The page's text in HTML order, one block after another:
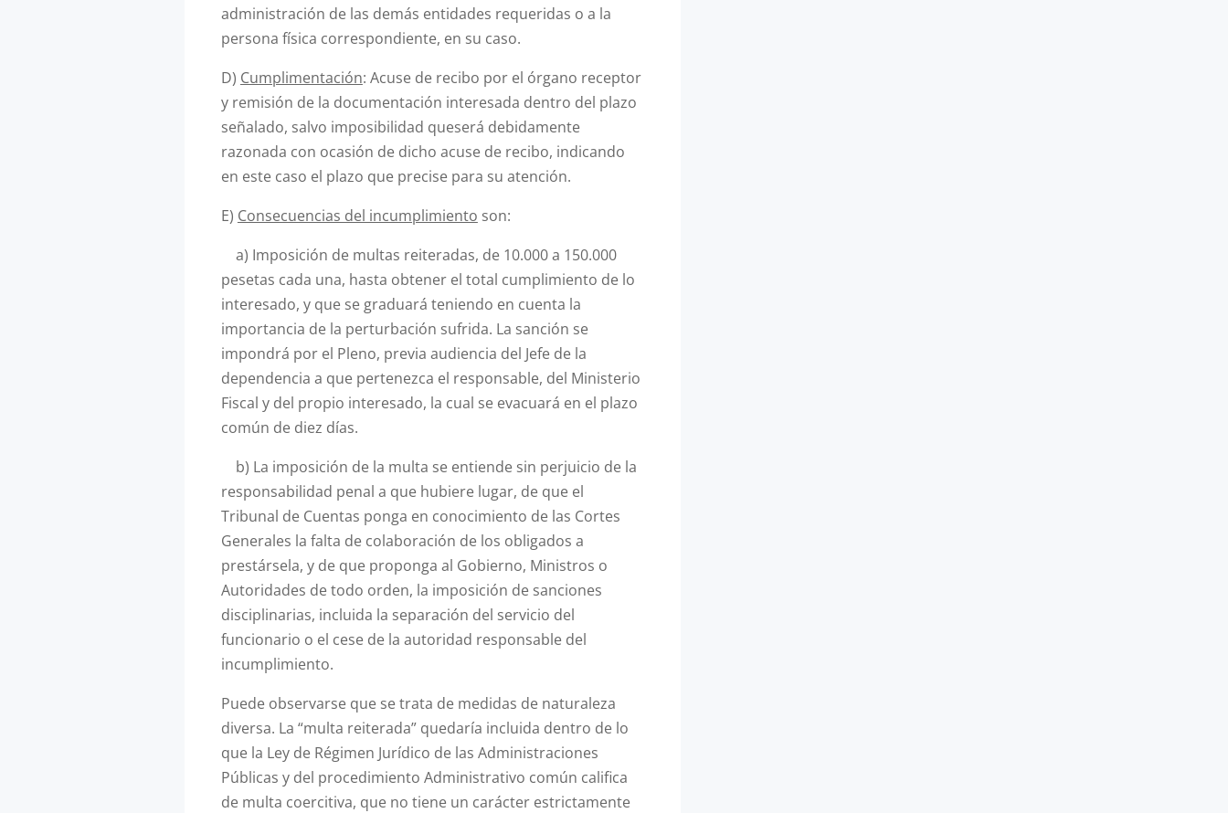
administración de las demás entidades requeridas o a la
persona física correspondiente, en su caso.
D) Cumplimentación: Acuse de recibo por el órgano receptor
y remisión de la documentación interesada dentro del plazo
señalado, salvo imposibilidad queserá debidamente
razonada con ocasión de dicho acuse de recibo, indicando
en este caso el plazo que precise para su atención.
E) Consecuencias del incumplimiento son:
a) Imposición de multas reiteradas, de 10.000 a 150.000
pesetas cada una, hasta obtener el total cumplimiento de lo
interesado, y que se graduará teniendo en cuenta la
importancia de la perturbación sufrida. La sanción se
impondrá por el Pleno, previa audiencia del Jefe de la
dependencia a que pertenezca el responsable, del Ministerio
Fiscal y del propio interesado, la cual se evacuará en el plazo
común de diez días.
b) La imposición de la multa se entiende sin perjuicio de la
responsabilidad penal a que hubiere lugar, de que el
Tribunal de Cuentas ponga en conocimiento de las Cortes
Generales la falta de colaboración de los obligados a
prestársela, y de que proponga al Gobierno, Ministros o
Autoridades de todo orden, la imposición de sanciones
disciplinarias, incluida la separación del servicio del
funcionario o el cese de la autoridad responsable del
incumplimiento.
Puede observarse que se trata de medidas de naturaleza
diversa. La “multa reiterada” quedaría incluida dentro de lo
que la Ley de Régimen Jurídico de las Administraciones
Públicas y del procedimiento Administrativo común califica
de multa coercitiva, que no tiene un carácter estrictamente